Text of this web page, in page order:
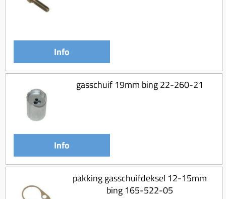
Info
gasschuif 19mm bing 22-260-21
Info
pakking gasschuifdeksel 12-15mm
bing 165-522-05